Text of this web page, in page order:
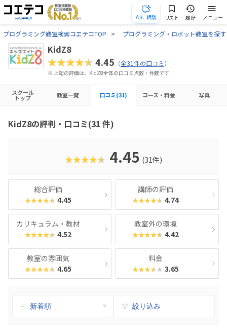
AIに相談 リスト 履歴 メニュー
プログラミング教室検索コエテコTOP プログラミング・ロボット教室を探す
KidZ8
★★★★★4.45 （全31件の口コミ）
※ 上記の評価は、KidZ8全体の口コミ点数・件数です
スクール
トップ 教室一覧 口コミ(31) コース・料金 写真
KidZ8の評判・口コミ(31 件)
★★★★★ 4.45 (31件)
総合評価
★★★★★ 4.45
講師の評価
★★★★★ 4.74
カリキュラム・教材
★★★★★ 4.52
教室外の環境
★★★★★ 4.42
教室の雰囲気
★★★★★ 4.65
料金
★★★★★ 3.65
絞り込み